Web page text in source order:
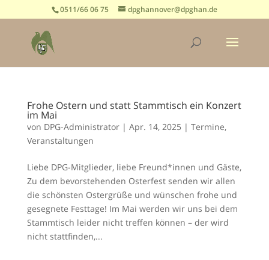
0511/66 06 75 dpghannover@dpghan.de
Frohe Ostern und statt Stammtisch ein Konzert
im Mai
von DPG-Administrator| Apr. 14, 2025 | Termine,
Veranstaltungen
Liebe DPG-Mitglieder, liebe Freund*innen und Gäste,
Zu dem bevorstehenden Osterfest senden wir allen
die schönsten Ostergrüße und wünschen frohe und
gesegnete Festtage! Im Mai werden wir uns bei dem
Stammtisch leider nicht treffen können – der wird
nicht stattfinden,...